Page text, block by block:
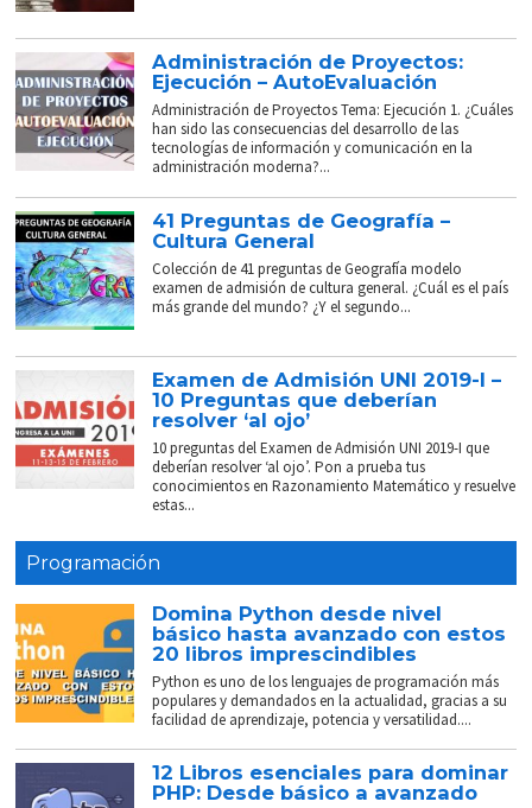
Administración de Proyectos:
Ejecución – AutoEvaluación
Administración de Proyectos Tema: Ejecución 1. ¿Cuáles
han sido las consecuencias del desarrollo de las
tecnologías de información y comunicación en la
administración moderna?...
41 Preguntas de Geografía –
Cultura General
Colección de 41 preguntas de Geografía modelo
examen de admisión de cultura general. ¿Cuál es el país
más grande del mundo? ¿Y el segundo...
Examen de Admisión UNI 2019-I –
10 Preguntas que deberían
resolver ‘al ojo’
10 preguntas del Examen de Admisión UNI 2019-I que
deberían resolver ‘al ojo’. Pon a prueba tus
conocimientos en Razonamiento Matemático y resuelve
estas...
Programación
Domina Python desde nivel
básico hasta avanzado con estos
20 libros imprescindibles
Python es uno de los lenguajes de programación más
populares y demandados en la actualidad, gracias a su
facilidad de aprendizaje, potencia y versatilidad....
12 Libros esenciales para dominar
PHP: Desde básico a avanzado